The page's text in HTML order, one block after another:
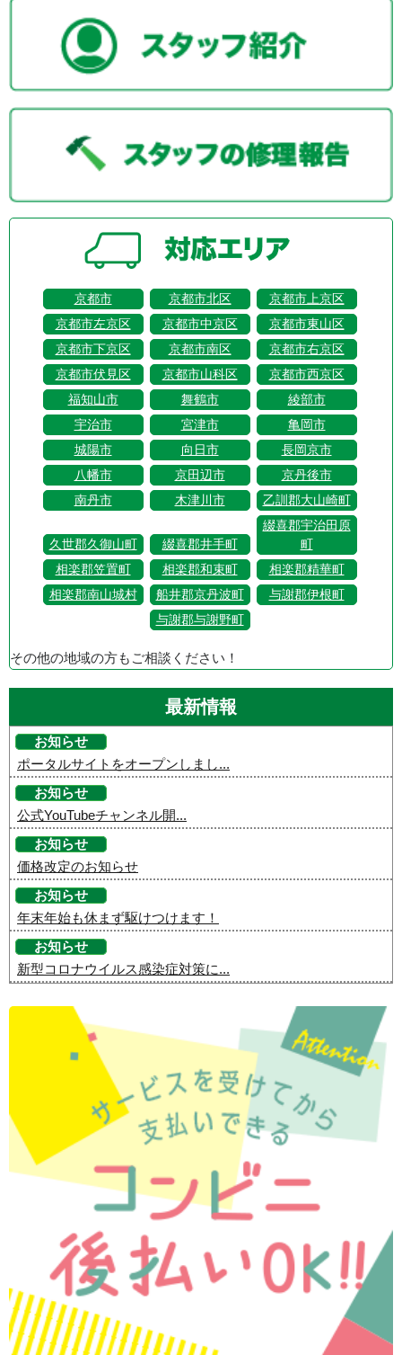
京都市 京都市北区
京都市上京区
京都市左京区
京都市中京区
京都市東山区
京都市下京区
京都市南区
京都市右京区
京都市伏見区
京都市山科区
京都市西京区
福知山市
舞鶴市
綾部市
宇治市
宮津市
亀岡市
城陽市
向日市
長岡京市
八幡市
京田辺市
京丹後市
南丹市
木津川市 乙訓郡大山崎町
久世郡久御山町 綴喜郡井手町
綴喜郡宇治田原
町
相楽郡笠置町
相楽郡和束町
相楽郡精華町
相楽郡南山城村
船井郡京丹波町
与謝郡伊根町
与謝郡与謝野町
その他の地域の方もご相談ください！
最新情報
お知らせ
ポータルサイトをオープンしまし...
お知らせ
公式YouTubeチャンネル開...
お知らせ
価格改定のお知らせ
お知らせ
年末年始も休まず駆けつけます！
お知らせ
新型コロナウイルス感染症対策に...